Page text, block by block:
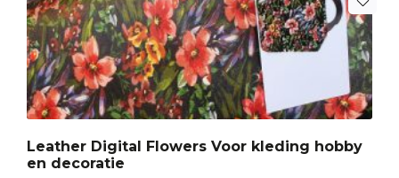
Leather Digital Flowers Voor kleding hobby
en decoratie